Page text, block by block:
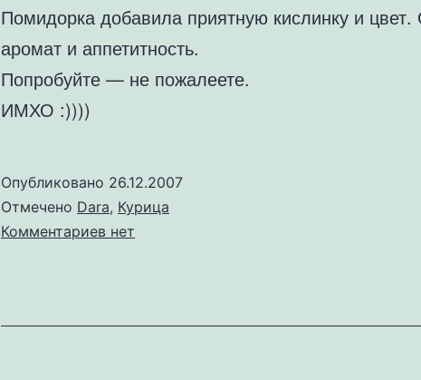
Помидорка добавила приятную кислинку и
аромат и аппетитность.
Попробуйте — не пожалеете.
ИМХО :))))
Опубликовано 26.12.2007
Отмечено Dara, Курица
Комментариев кнет